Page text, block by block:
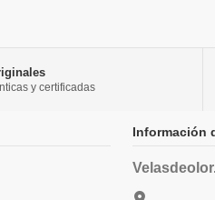
y certificadas
Información